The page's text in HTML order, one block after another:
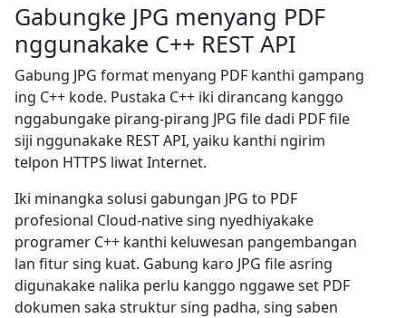
Gabungke JPG menyang PDF
nggunakake C++ REST API
Gabung JPG format menyang PDF kanthi gampang
ing C++ kode. Pustaka C++ iki dirancang kanggo
nggabungake pirang-pirang JPG file dadi PDF file
siji nggunakake REST API, yaiku kanthi ngirim
telpon HTTPS liwat Internet.
Iki minangka solusi gabungan JPG to PDF
profesional Cloud-native sing nyedhiyakake
programer C++ kanthi keluwesan pangembangan
lan fitur sing kuat. Gabung karo JPG file asring
digunakake nalika perlu kanggo nggawe set PDF
dokumen saka struktur sing padha, sing saben